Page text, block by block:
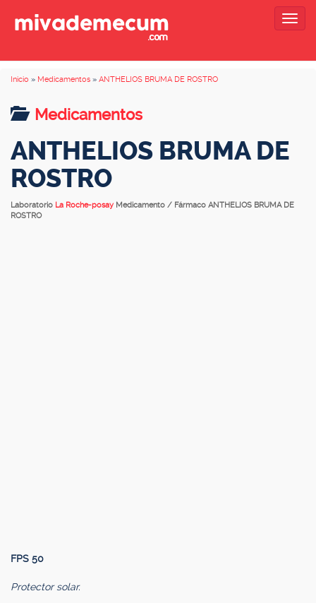
Inicio » Medicamentos » ANTHELIOS BRUMA DE ROSTRO
Medicamentos
ANTHELIOS BRUMA DE
ROSTRO
Laboratorio La Roche-posay Medicamento / Fármaco ANTHELIOS BRUMA DE
ROSTRO
FPS 50
Protector solar.